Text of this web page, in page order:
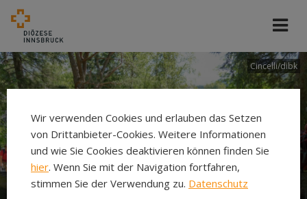
Cincelli/dibk
Wir verwenden Cookies und erlauben das Setzen
von Drittanbieter-Cookies. Weitere Informationen
und wie Sie Cookies deaktivieren können finden Sie
hier. Wenn Sie mit der Navigation fortfahren,
stimmen Sie der Verwendung zu. Datenschutz